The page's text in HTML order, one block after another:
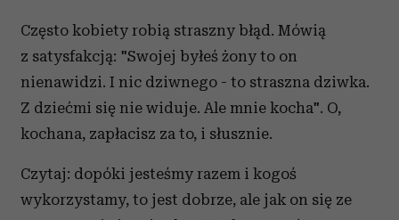
Często kobiety robią straszny błąd. Mówią
z satysfakcją: "Swojej byłeś żony to on
nienawidzi. I nic dziwnego - to straszna dziwka.
Z dziećmi się nie widuje. Ale mnie kocha". O,
kochana, zapłacisz za to, i słusznie.
Czytaj: dopóki jesteśmy razem i kogoś
wykorzystamy, to jest dobrze, ale jak on się ze